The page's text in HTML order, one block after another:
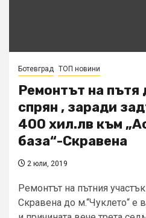
Ботевград ТОП новини
Ремонтът на пътя
спрян , заради
400 хил.лв към
база“-Скравена
2 юли, 2019
Ремонтът на пътния
Скравена до м.“Чуклето“ е